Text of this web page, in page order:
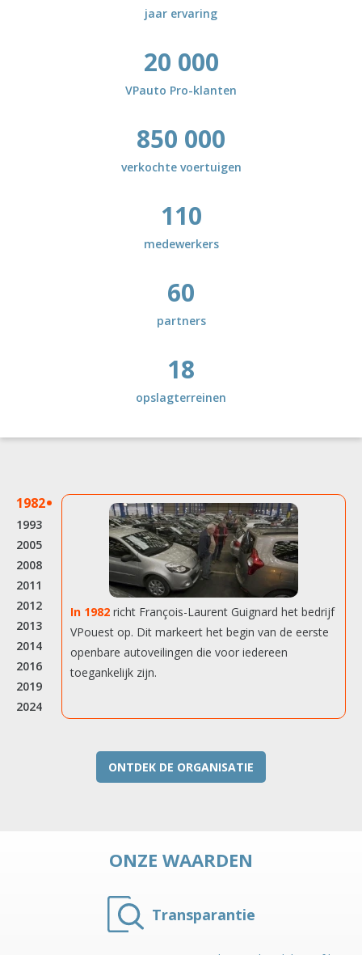
jaar ervaring
20 000
VPauto Pro-klanten
850 000
verkochte voertuigen
110
medewerkers
60
partners
18
opslagterreinen
1982.
1993
2005
2008
2011
2012
2013
2014
2016
2019
2024
In 1982 richt François-Laurent Guignard het bedrijf
VPouest op. Dit markeert het begin van de eerste
openbare autoveilingen die voor iedereen
toegankelijk zijn.
ONTDEK DE ORGANISATIE
ONZE WAARDEN
Transparantie